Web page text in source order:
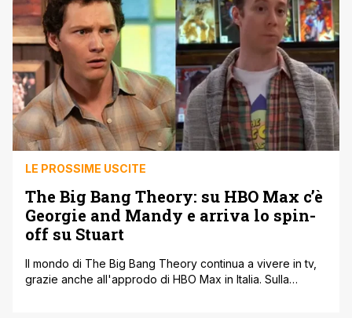
LE PROSSIME USCITE
The Big Bang Theory: su HBO Max c’è
Georgie and Mandy e arriva lo spin-
off su Stuart
Il mondo di The Big Bang Theory continua a vivere in tv,
grazie anche all'approdo di HBO Max in Italia. Sulla